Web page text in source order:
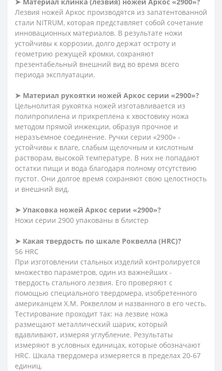
Лезвия ножей Аркос производятся из запатентованной
стали NITRUM, которая представляет собой сочетание
инновационных материалов. В результате ножи
устойчивы к коррозии, долго держат остроту и
геометрию режущей кромки, сохраняют
презентабельный внешний вид во время всего
периода эксплуатации.
➤ Материал рукоятки ножей Аркос серии «2900»?
Цельнолитая рукоятка ножей изготавливается из
полипропилена и прикреплена к хвостовику ножа
методом прямой инжекции, образуя прочное и
неразъемное соединение. Ручки серии «2900» -
устойчивы к влаге, слабым щелочным и кислотным
растворам, высокой температуре. В них не попадают
остатки пищи и вода благодаря полному отсутствию
пустот. Они долгое время сохраняют свою целостность
и внешний вид.
➤ Упаковка ножей Аркос серии «2900»?
Ножи серии 2900 упакованы в блистер
➤ Какая твердость по шкале Роквелла (HRC)?
56 HRC
При изготовлении стальных изделий контролируется
множество параметров, один из важнейших -
твердость стального лезвия. Его проверяют с
помощью специального твердомера, изобретенного
американцем Х.М. Роквеллом и названного в его честь.
Тестирование проходит так: на лезвие ножа
размещают металлический шарик, который
вдавливают, измеряя углубление. Результаты
измеряют в условных единицах, которые обозначают
HRC. Шкала твердомера измеряется в пределах 20-67
единиц.